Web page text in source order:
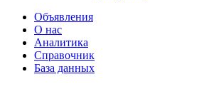
Объявления
О нас
Аналитика
Справочник
База данных